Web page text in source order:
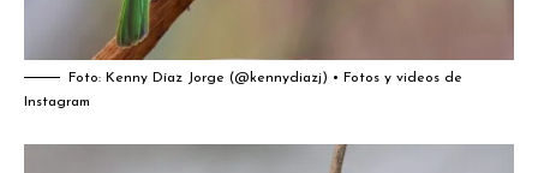
Foto: Kenny Díaz Jorge (@kennydiazj) • Fotos y videos de
Instagram